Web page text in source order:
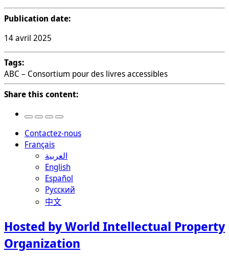
Publication date:
14 avril 2025
Tags:
ABC – Consortium pour des livres accessibles
Share this content:
Contactez-nous
Français
العربية
English
Español
Русский
中文
Hosted by World Intellectual Property
Organization